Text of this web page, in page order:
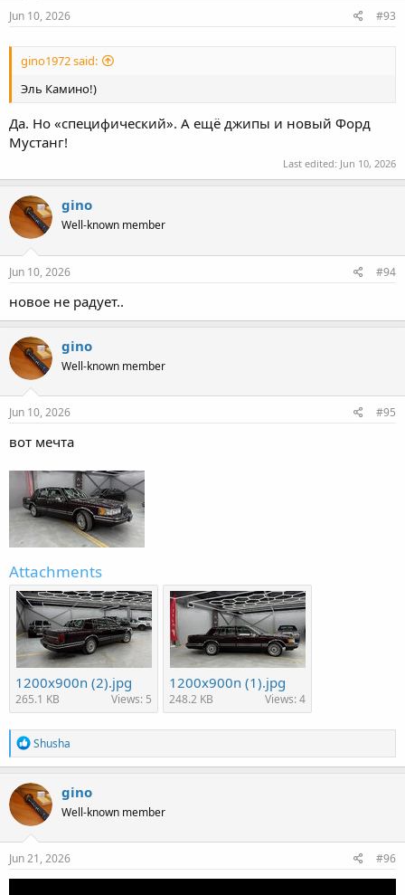
Jun 10, 2026 #93
gino1972 said:
Эль Камино!)
Да. Но «специфический». А ещё джипы и новый Форд
Мустанг!
Last edited: Jun 10, 2026
gino
Well-known member
Jun 10, 2026 #94
новое не радует..
gino
Well-known member
Jun 10, 2026 #95
вот мечта
Attachments
1200x900n (2).jpg
265.1 KB Views: 5
1200x900n (1).jpg
248.2 KB Views: 4
R
e
a
c
t
i
o
n
s
Shusha
gino
Well-known member
Jun 21, 2026 #96